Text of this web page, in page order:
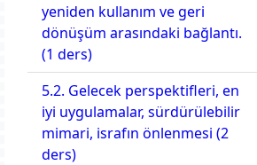
yeniden kullanım ve geri
dönüşüm arasındaki bağlantı.
(1 ders)
5.2. Gelecek perspektifleri, en
iyi uygulamalar, sürdürülebilir
mimari, israfın önlenmesi (2
ders)